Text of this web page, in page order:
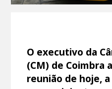
O executivo da
(CM) de Coimbra
reunião de hoje,